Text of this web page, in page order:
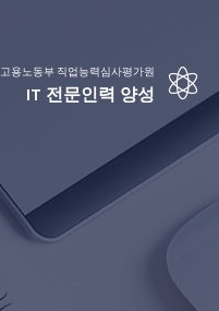
고용노동부 직업능력심사평가원
IT 전문인력 양성